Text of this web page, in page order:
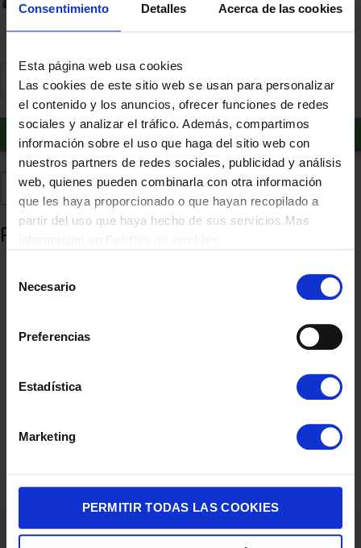
Consentimiento Detalles Acerca de las cookies
Esta página web usa cookies
Las cookies de este sitio web se usan para personalizar
el contenido y los anuncios, ofrecer funciones de redes
sociales y analizar el tráfico. Además, compartimos
información sobre el uso que haga del sitio web con
nuestros partners de redes sociales, publicidad y análisis
web, quienes pueden combinarla con otra información
que les haya proporcionado o que hayan recopilado a
partir del uso que haya hecho de sus servicios.Mas
Necesario
Preferencias
Estadística
Marketing
PERMITIR TODAS LAS COOKIES
+ info
Añadir al carrito
Añadir a favoritos Comparte
Productos relacionados
CALENTADOR BOSCH T4204 10/LITROS BUTANO ATMOSFERICO
390,00€